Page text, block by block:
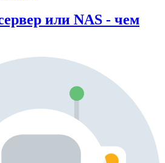
или NAS - чем